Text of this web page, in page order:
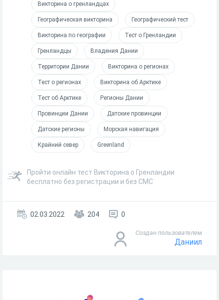
Викторина о гренландцах
Географическая викторина Географический тест
Викторина по географии Тест о Гренландии
Гренландцы Владения Дании
Территории Дании Викторина о регионах
Тест о регионах Викторина об Арктике
Тест об Арктике Регионы Дании
Провинции Дании Датские провинции
Датские регионы Морская навигация
Крайний север Greenland
Пройти онлайн тест Викторина о Гренландии
бесплатно без регистрации и без СМС
02.03.2022 204 0
Создан пользователем
Даниил